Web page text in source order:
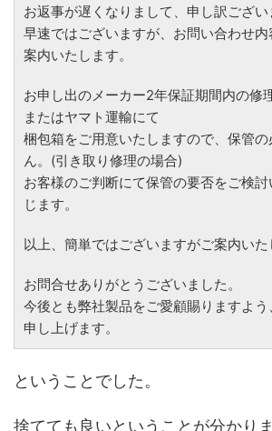
お返事が遅くなりまして、申し訳ござい
早速ではございますが、お問い合わせ
案内いたします。
お申し出のメーカー2年保証期間内の修
またはヤマト運輸にて
梱包箱をご用意いたしますので、保管
ん。(引き取り修理の場合)
お客様のご判断にて保管の要否をご検
じます。
以上、簡単ではございますがご案内いた
お問合せありがとうございました。
今後とも弊社製品をご愛顧賜りますよ
申し上げます。
ということでした。
捨てても良いということが分かりま